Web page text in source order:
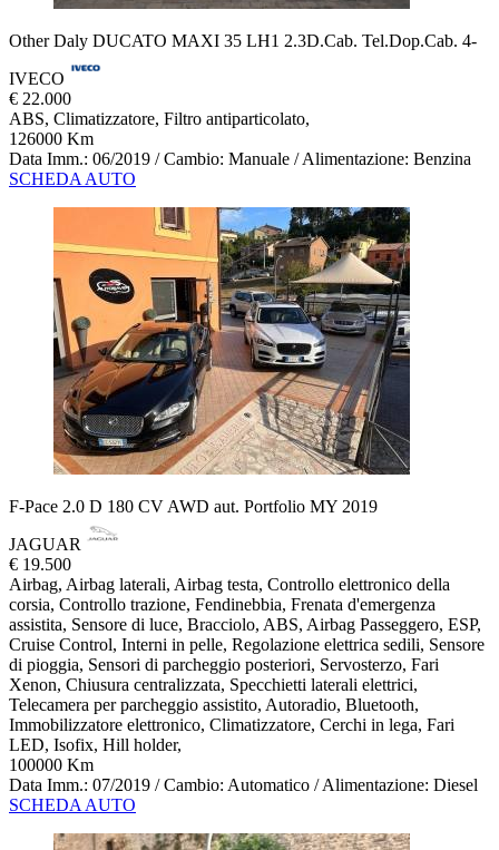
Other Daly DUCATO MAXI 35 LH1 2.3D.Cab. Tel.Dop.Cab. 4-
IVECO
€ 22.000
ABS, Climatizzatore, Filtro antiparticolato,
126000 Km
Data Imm.: 06/2019 / Cambio: Manuale / Alimentazione: Benzina
SCHEDA AUTO
F-Pace 2.0 D 180 CV AWD aut. Portfolio MY 2019
JAGUAR
€ 19.500
Airbag, Airbag laterali, Airbag testa, Controllo elettronico della
corsia, Controllo trazione, Fendinebbia, Frenata d'emergenza
assistita, Sensore di luce, Bracciolo, ABS, Airbag Passeggero, ESP,
Cruise Control, Interni in pelle, Regolazione elettrica sedili, Sensore
di pioggia, Sensori di parcheggio posteriori, Servosterzo, Fari
Xenon, Chiusura centralizzata, Specchietti laterali elettrici,
Telecamera per parcheggio assistito, Autoradio, Bluetooth,
Immobilizzatore elettronico, Climatizzatore, Cerchi in lega, Fari
LED, Isofix, Hill holder,
100000 Km
Data Imm.: 07/2019 / Cambio: Automatico / Alimentazione: Diesel
SCHEDA AUTO